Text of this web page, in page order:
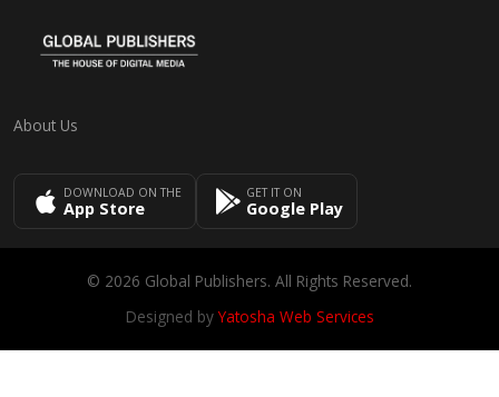
About Us
DOWNLOAD ON THE
App Store
GET IT ON
Google Play
© 2026 Global Publishers. All Rights Reserved.
Designed byYatosha Web Services